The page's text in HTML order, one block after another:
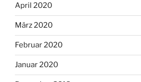
April 2020
März 2020
Februar 2020
Januar 2020